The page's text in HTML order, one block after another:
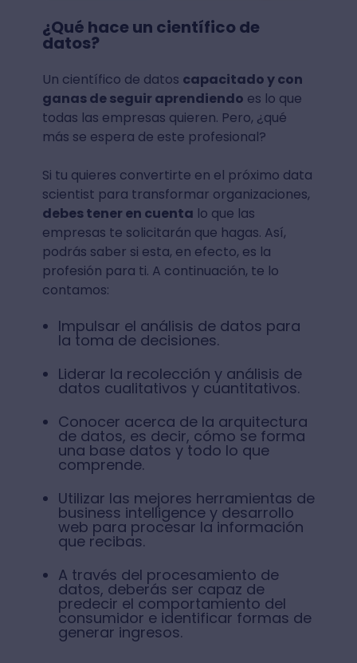
¿Qué hace un científico de
datos?
Un científico de datos capacitado y con
ganas de seguir aprendiendo es lo que
todas las empresas quieren. Pero, ¿qué
más se espera de este profesional?
Si tu quieres convertirte en el próximo data
scientist para transformar organizaciones,
debes tener en cuenta lo que las
empresas te solicitarán que hagas. Así,
podrás saber si esta, en efecto, es la
profesión para ti. A continuación, te lo
contamos:
Impulsar el análisis de datos para
la toma de decisiones.
Liderar la recolección y análisis de
datos cualitativos y cuantitativos.
Conocer acerca de la arquitectura
de datos, es decir, cómo se forma
una base datos y todo lo que
comprende.
Utilizar las mejores herramientas de
business intelligence y desarrollo
web para procesar la información
que recibas.
A través del procesamiento de
datos, deberás ser capaz de
predecir el comportamiento del
consumidor e identificar formas de
generar ingresos.